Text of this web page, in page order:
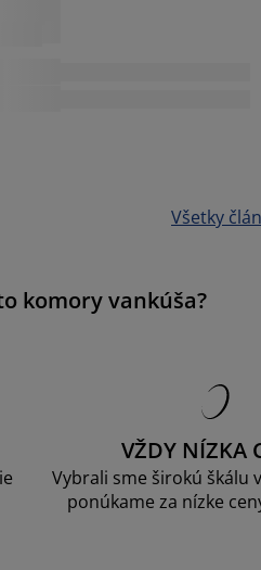
Všetky
komory vankúša?
VŽDY NÍZKA
Vybrali sme širokú škálu
ponúkame za nízke